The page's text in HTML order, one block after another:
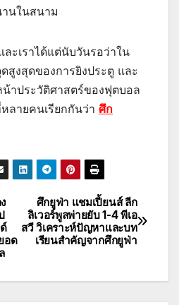
นในสนาม
ะเราได้แต่นับวันรอว่าใน
สูงสุดของการยิงประตู และ
น้าประวัติศาสตร์ของฟุตบอล
ลายคนเรียกกันว่า ศึก
ศึกยูฟ่า แชมเปี้ยนส์ ลีก
ลิเวอร์พูลพ่ายยับ 1-4 พีเอ
สวี วิเคราะห์ปัญหาและบท
เรียนสำคัญจากศึกยูฟ่า
อด